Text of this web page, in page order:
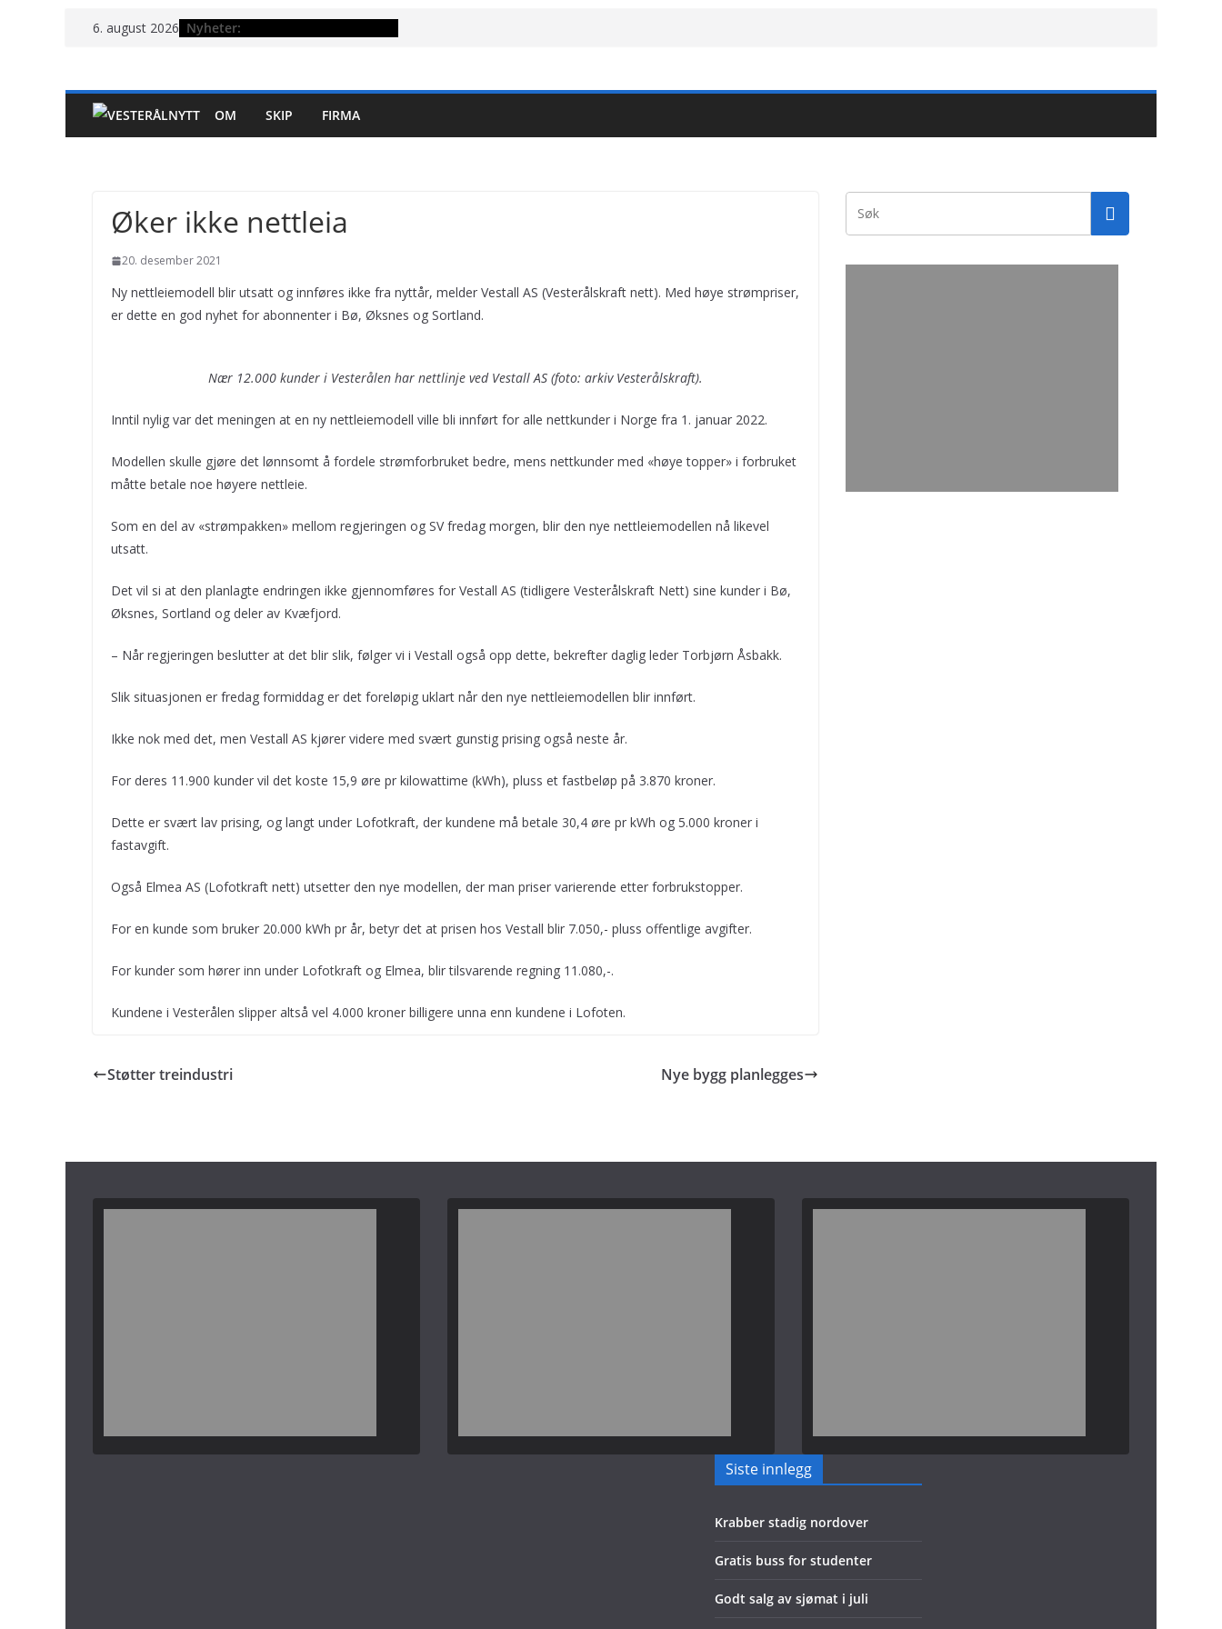
Hopp6. august 2026 Nyheter:
OM SKIP FIRMA
Øker ikke nettleia
20. desember 2021
Ny nettleiemodell blir utsatt og innføres ikke fra nyttår, melder Vestall AS (Vesterålskraft nett). Med høye strømpriser,
er dette en god nyhet for abonnenter i Bø, Øksnes og Sortland.
Nær 12.000 kunder i Vesterålen har nettlinje ved Vestall AS (foto: arkiv Vesterålskraft).
Inntil nylig var det meningen at en ny nettleiemodell ville bli innført for alle nettkunder i Norge fra 1. januar 2022.
Modellen skulle gjøre det lønnsomt å fordele strømforbruket bedre, mens nettkunder med «høye topper» i forbruket
måtte betale noe høyere nettleie.
Som en del av «strømpakken» mellom regjeringen og SV fredag morgen, blir den nye nettleiemodellen nå likevel
utsatt.
Det vil si at den planlagte endringen ikke gjennomføres for Vestall AS (tidligere Vesterålskraft Nett) sine kunder i Bø,
Øksnes, Sortland og deler av Kvæfjord.
– Når regjeringen beslutter at det blir slik, følger vi i Vestall også opp dette, bekrefter daglig leder Torbjørn Åsbakk.
Slik situasjonen er fredag formiddag er det foreløpig uklart når den nye nettleiemodellen blir innført.
Ikke nok med det, men Vestall AS kjører videre med svært gunstig prising også neste år.
For deres 11.900 kunder vil det koste 15,9 øre pr kilowattime (kWh), pluss et fastbeløp på 3.870 kroner.
Dette er svært lav prising, og langt under Lofotkraft, der kundene må betale 30,4 øre pr kWh og 5.000 kroner i
fastavgift.
Også Elmea AS (Lofotkraft nett) utsetter den nye modellen, der man priser varierende etter forbrukstopper.
For en kunde som bruker 20.000 kWh pr år, betyr det at prisen hos Vestall blir 7.050,- pluss offentlige avgifter.
For kunder som hører inn under Lofotkraft og Elmea, blir tilsvarende regning 11.080,-.
Kundene i Vesterålen slipper altså vel 4.000 kroner billigere unna enn kundene i Lofoten.
Støtter treindustri Nye bygg planlegges
Siste innlegg
Krabber stadig nordover
Gratis buss for studenter
Godt salg av sjømat i juli